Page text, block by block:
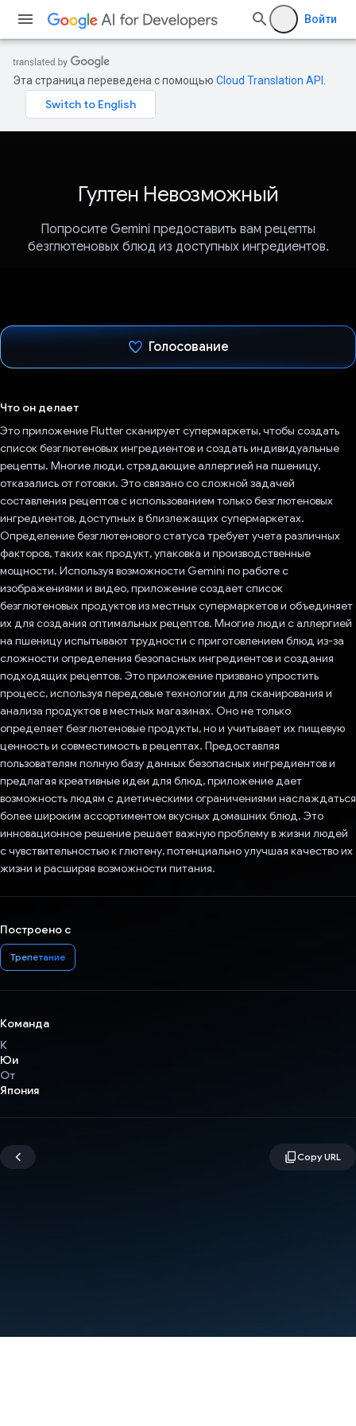
Войти
Эта страница переведена с помощью Cloud Translation API
Гултен Невозможный
Попросите Gemini предоставить вам рецепты
безглютеновых блюд из доступных ингредиентов.
Голосование
Что он делает
Это приложение Flutter сканирует супермаркеты, чтобы создать
список безглютеновых ингредиентов и создать индивидуальные
рецепты. Многие люди, страдающие аллергией на пшеницу,
отказались от готовки. Это связано со сложной задачей
составления рецептов с использованием только безглютеновых
ингредиентов, доступных в близлежащих супермаркетах.
Определение безглютенового статуса требует учета различных
факторов, таких как продукт, упаковка и производственные
мощности. Используя возможности Gemini по работе с
изображениями и видео, приложение создает список
безглютеновых продуктов из местных супермаркетов и объединяет
их для создания оптимальных рецептов. Многие люди с аллергией
на пшеницу испытывают трудности с приготовлением блюд из-за
сложности определения безопасных ингредиентов и создания
подходящих рецептов. Это приложение призвано упростить
процесс, используя передовые технологии для сканирования и
анализа продуктов в местных магазинах. Оно не только
определяет безглютеновые продукты, но и учитывает их пищевую
ценность и совместимость в рецептах. Предоставляя
пользователям полную базу данных безопасных ингредиентов и
предлагая креативные идеи для блюд, приложение дает
возможность людям с диетическими ограничениями наслаждаться
более широким ассортиментом вкусных домашних блюд. Это
инновационное решение решает важную проблему в жизни людей
с чувствительностью к глютену, потенциально улучшая качество их
жизни и расширяя возможности питания.
Построено с
Трепетание
Команда
К
Юи
От
Япония